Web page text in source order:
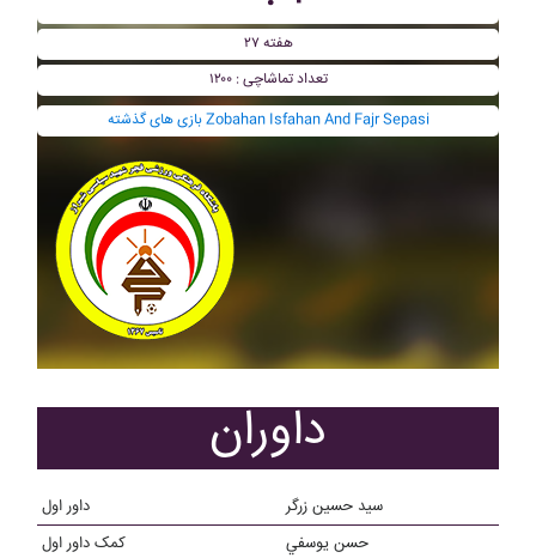
هفته ۲۷
تعداد تماشاچی : ۱۲۰۰
بازی های گذشته Zobahan Isfahan And Fajr Sepasi
داوران
داور اول
سید حسین زرگر
کمک داور اول
حسن يوسفي